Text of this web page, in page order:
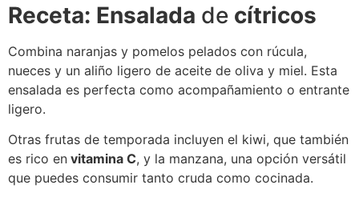
Receta: Ensalada de cítricos
Combina naranjas y pomelos pelados con rúcula,
nueces y un aliño ligero de aceite de oliva y miel. Esta
ensalada es perfecta como acompañamiento o entrante
ligero.
Otras frutas de temporada incluyen el kiwi, que también
es rico en vitamina C, y la manzana, una opción versátil
que puedes consumir tanto cruda como cocinada.